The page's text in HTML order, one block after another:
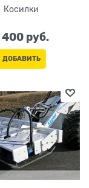
Косилки
400 руб.
ДОБАВИТЬ